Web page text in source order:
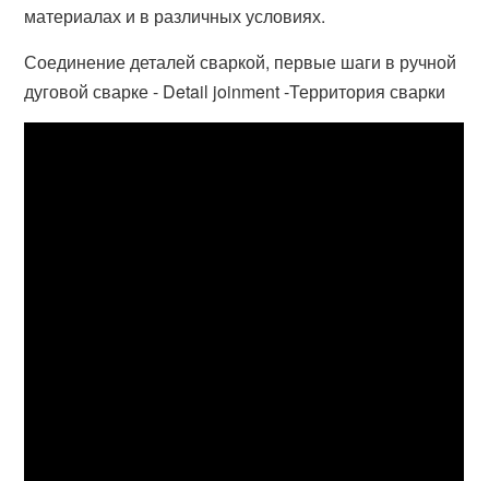
материалах и в различных условиях.
Соединение деталей сваркой, первые шаги в ручной
дуговой сварке - Detail joinment -Территория сварки